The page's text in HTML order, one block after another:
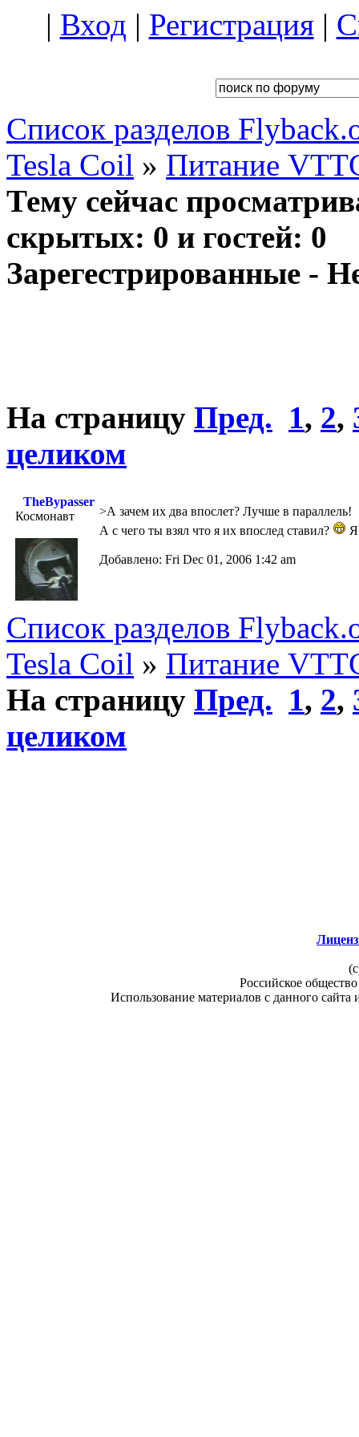
| Вход | Регистрация|
Список разделов
Tesla Coil » Питание
Тему сейчас
скрытых: 0 и гостей: 0
Зарегестрированные -
На страницу Пред. 1, 2,
целиком
TheBypasser
Космонавт
>А зачем их два впослет? Лучше в параллель!
А с чего ты взял что я их впослед ставил?
Я
Добавлено: Fri Dec 01, 2006 1:42 am
Список разделов
Tesla Coil » Питание
На страницу Пред. 1, 2,
целиком
Российское
Использование материалов с данного